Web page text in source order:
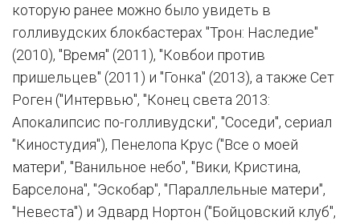
которую ранее можно было увидеть в
голливудских блокбастерах "Трон: Наследие"
(2010), "Время" (2011), "Ковбои против
пришельцев" (2011) и "Гонка" (2013), а также Сет
Роген ("Интервью", "Конец света 2013:
Апокалипсис по-голливудски", "Соседи", сериал
"Киностудия"), Пенелопа Крус ("Все о моей
матери", "Ванильное небо", "Вики, Кристина,
Барселона", "Эскобар", "Параллельные матери",
"Невеста") и Эдвард Нортон ("Бойцовский клуб",